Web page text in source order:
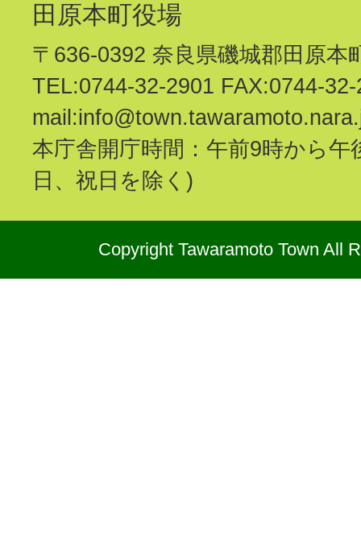
田原本町役場
〒636-0392 奈良県磯城郡田原本
TEL:0744-32-2901 FAX:0744-
本庁舎開庁時間：午前9時から午
日、祝日を除く)
Copyright Tawaramoto Town All